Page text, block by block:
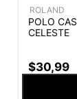
ROLAND
POLO
CELESTE
$30,99